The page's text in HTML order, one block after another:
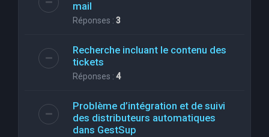
mail
Réponses : 3
Recherche incluant le contenu des
tickets
Réponses : 4
Problème d’intégration et de suivi
des distributeurs automatiques
dans GestSup